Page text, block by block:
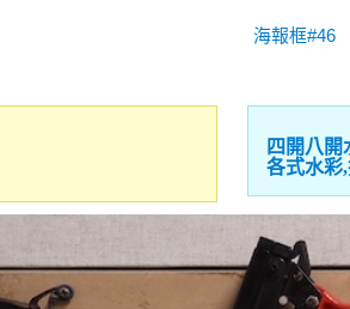
海報框#46
四開八開
各式水彩